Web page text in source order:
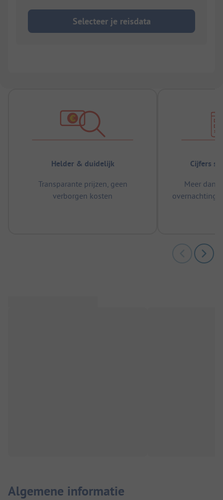
Selecteer je reisdata
Helder & duidelijk
Transparante prijzen, geen
verborgen kosten
Cijfers
Meer dan
Algemene informatie